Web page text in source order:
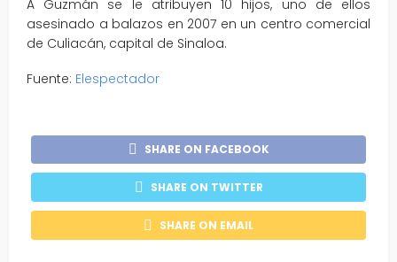
A Guzmán se le atribuyen 10 hijos, uno de ellos
asesinado a balazos en 2007 en un centro comercial
de Culiacán, capital de Sinaloa.
Fuente: Elespectador
SHARE ON FACEBOOK
SHARE ON TWITTER
SHARE ON EMAIL